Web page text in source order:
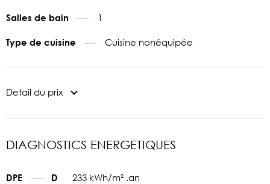
Salles de bain 1
Type de cuisine Cuisine nonéquipée
Detail du prix
DIAGNOSTICS ENERGETIQUES
DPE D 233 kWh/m² .an